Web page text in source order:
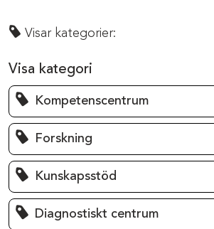
Visar kategorier:
Visa kategori
Kompetenscentrum
Forskning
Kunskapsstöd
Diagnostiskt centrum